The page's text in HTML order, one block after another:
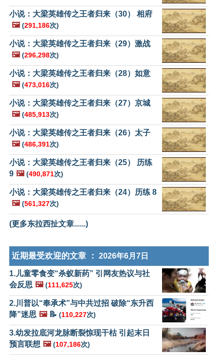
小说：大梁英雄传之王者归来（30） 相府
🖼️ (291,186次)
小说：大梁英雄传之王者归来（29）激战
🖼️ (296,298次)
小说：大梁英雄传之王者归来（28）如意
🖼️ (473,016次)
小说：大梁英雄传之王者归来（27）京城
🖼️ (485,913次)
小说：大梁英雄传之王者归来（26）太子
🖼️ (486,391次)
小说：大梁英雄传之王者归来（25） 历练
9 🖼️ (490,871次)
小说：大梁英雄传之王者归来（24）历练 8
🖼️ (561,327次)
(更多东拉西扯文章......)
近期最受欢迎的文章 ： 2026年6月7日
1.儿童零食变“杀蚁新药” 引网友热议与社
会反思 🖼️ (111,625次)
2.川普以“奉承术”与中共过招 破除“东升西
降”迷思 🖼️📝 (110,227次)
3.幼发拉底河龙脉断裂惊现干枯 引起末日
预言联想 🖼️ (107,186次)